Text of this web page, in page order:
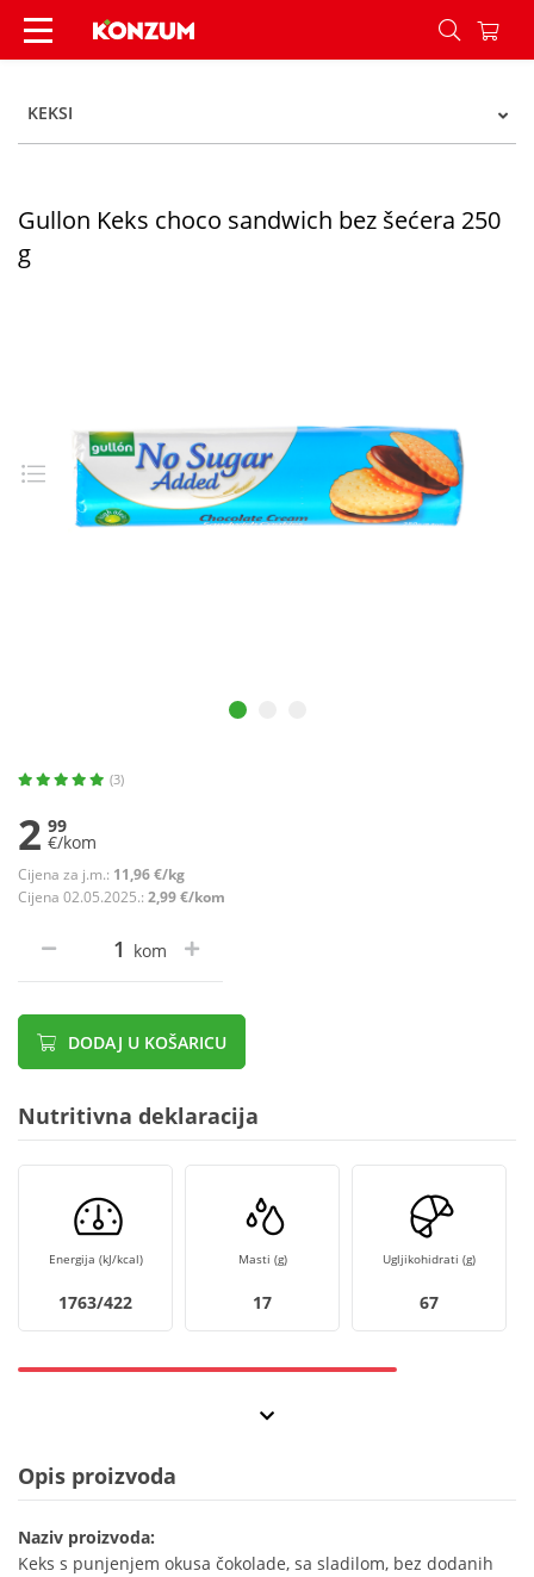
Gullon Keks choco sandwich bez šećera 250 g -
KEKSI
Gullon Keks choco sandwich bez šećera 250
g
(3)
2 99
€/kom
Cijena za j.m.: 11,96 €/kg
Cijena 02.05.2025.: 2,99 €/kom
kom
DODAJ U KOŠARICU
Nutritivna deklaracija
Energija (kJ/kcal)
1763/422
Masti (g)
17
Ugljikohidrati (g)
67
Opis proizvoda
Naziv proizvoda:
Keks s punjenjem okusa čokolade, sa sladilom, bez dodanih